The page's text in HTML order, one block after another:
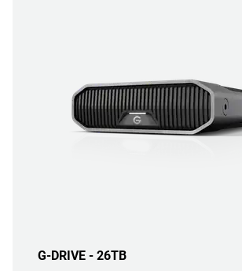
G-DRIVE - 26TB